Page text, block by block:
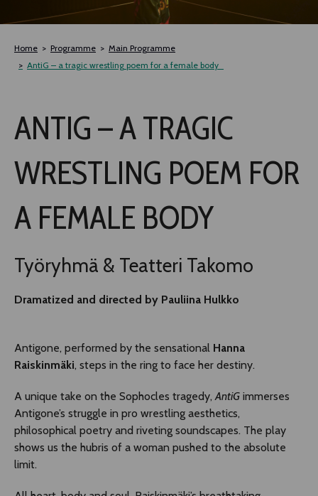
TLAB
OFF TAMPERE
NOCTURNAL HAPPENING
Home Programme
Main Programme
AntiG – a tragic wrestling poem for a female body
ANTIG – A TRAGIC
WRESTLING POEM FOR
A FEMALE BODY
Työryhmä & Teatteri Takomo
Dramatized and directed by Pauliina Hulkko
Antigone, performed by the sensational Hanna
Raiskinmäki, steps in the ring to face her destiny.
A unique take on the Sophocles tragedy,AntiG immerses
Antigone’s struggle in pro wrestling aesthetics,
philosophical poetry and riveting soundscapes. The play
shows us the hubris of a woman pushed to the absolute
limit.